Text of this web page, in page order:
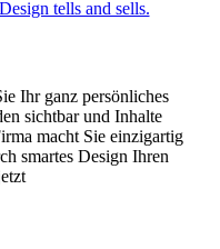
Ihr ganz persönliches
sichtbar und Inhalte
macht Sie einzigartig
smartes Design Ihren